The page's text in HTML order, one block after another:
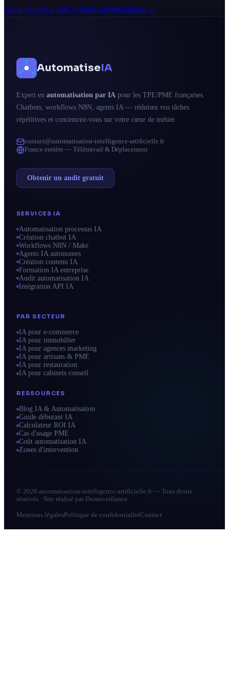
Audit express 2 min ⚡ Audit complet gratuit →
AutomatiseIA
Expert en automatisation par IA pour les TPE/PME françaises.
Chatbots, workflows N8N, agents IA — réduisez vos tâches
répétitives et concentrez-vous sur votre cœur de métier.
contact@automatisation-intelligence-artificielle.fr
France entière — Télétravail & Déplacement
Obtenir un audit gratuit
SERVICES IA
Automatisation processus IA
Création chatbot IA
Workflows N8N / Make
Agents IA autonomes
Création contenu IA
Formation IA entreprise
Audit automatisation IA
Intégration API IA
PAR SECTEUR
IA pour e-commerce
IA pour immobilier
IA pour agences marketing
IA pour artisans & PME
IA pour restauration
IA pour cabinets conseil
RESSOURCES
Blog IA & Automatisation
Guide débutant IA
Calculateur ROI IA
Cas d'usage PME
Coût automatisation IA
Zones d'intervention
© 2026 automatisation-intelligence-artificielle.fr — Tous droits
réservés · Site réalisé par Domoveillance
Mentions légalesPolitique de confidentialitéContact